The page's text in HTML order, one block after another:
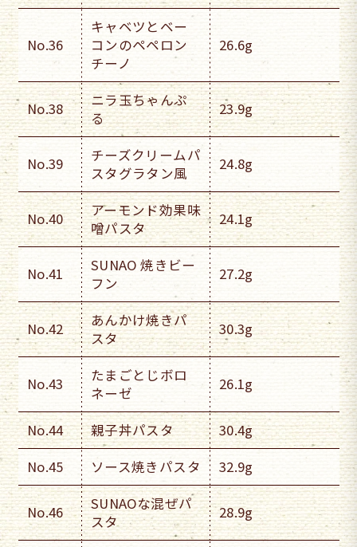
No.36
キャベツとベー
コンのペペロン
チーノ
26.6g
No.38
ニラ玉ちゃんぷ
る
23.9g
No.39
チーズクリームパ
スタグラタン風
24.8g
No.40
アーモンド効果味
噌パスタ
24.1g
No.41
SUNAO 焼きビー
フン
27.2g
No.42
あんかけ焼きパ
スタ
30.3g
No.43
たまごとじボロ
ネーゼ
26.1g
No.44 親子丼パスタ
30.4g
No.45
ソース焼きパスタ 32.9g
No.46
SUNAOな混ぜパ
スタ
28.9g